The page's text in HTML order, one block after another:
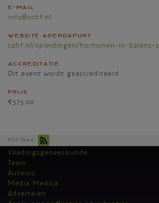
E-mail
info@sohf.nl
Website agendapunt
sohf.nl/opleidingen/hormonen-in-balans-2
Accreditatie
Dit event wordt geaccrediteerd
Prijs
€375.00
RSS-feed
Kantoormenu
Voedingsgeneeskunde
Team
Auteurs
Media Medica
Adverteren